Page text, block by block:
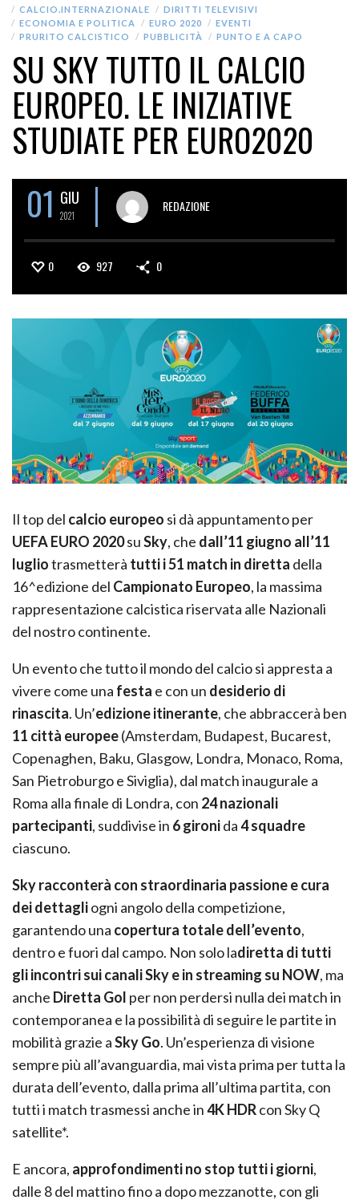
CALCIO.INTERNAZIONALE
DIRITTI TELEVISIVI
ECONOMIA E POLITICA
EURO 2020
EVENTI
PRURITO CALCISTICO
PUBBLICITÀ PUNTO E A CAPO
SU SKY TUTTO IL CALCIO
EUROPEO. LE INIZIATIVE
STUDIATE PER EURO2020
01 GIU
2021
REDAZIONE
0 927 0
Il top del calcio europeo si dà appuntamento per
UEFA EURO 2020suSky, che dall’11 giugno all’11
lugliotrasmetterà tutti i 51 match in diretta della
16^edizione del Campionato Europeo, la massima
rappresentazione calcistica riservata alle Nazionali
del nostro continente.
Un evento che tutto il mondo del calcio si appresta a
vivere come una festa e con un desiderio di
rinascita. Un’edizione itinerante, che abbraccerà ben
11 città europee(Amsterdam, Budapest, Bucarest,
Copenaghen, Baku, Glasgow, Londra, Monaco, Roma,
San Pietroburgo e Siviglia), dal match inaugurale a
Roma alla finale di Londra, con 24 nazionali
partecipanti, suddivise in 6 gironida4 squadre
ciascuno.
Sky racconterà con straordinaria passione e cura
dei dettagliogni angolo della competizione,
garantendo una copertura totale dell’evento,
dentro e fuori dal campo. Non solo ladiretta di tutti
gli incontrisui canali Sky e in streaming su NOW, ma
anche Diretta Gol per non perdersi nulla dei match in
contemporanea e la possibilità di seguire le partite in
mobilità grazie aSky Go. Un’esperienza di visione
sempre più all’avanguardia, mai vista prima per tutta la
durata dell’evento, dalla prima all’ultima partita, con
tutti i match trasmessi anche in4K HDRcon Sky Q
satellite*.
E ancora, approfondimenti no stop tutti i giorni,
dalle 8 del mattino fino a dopo mezzanotte, con gli